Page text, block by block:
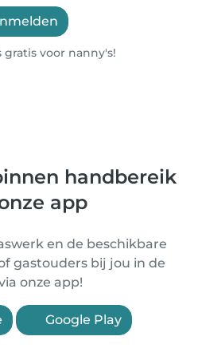
gratis voor nanny's!
handbereik
app
en de beschikbare
gastouders bij jou in de
onze app!
Google Play